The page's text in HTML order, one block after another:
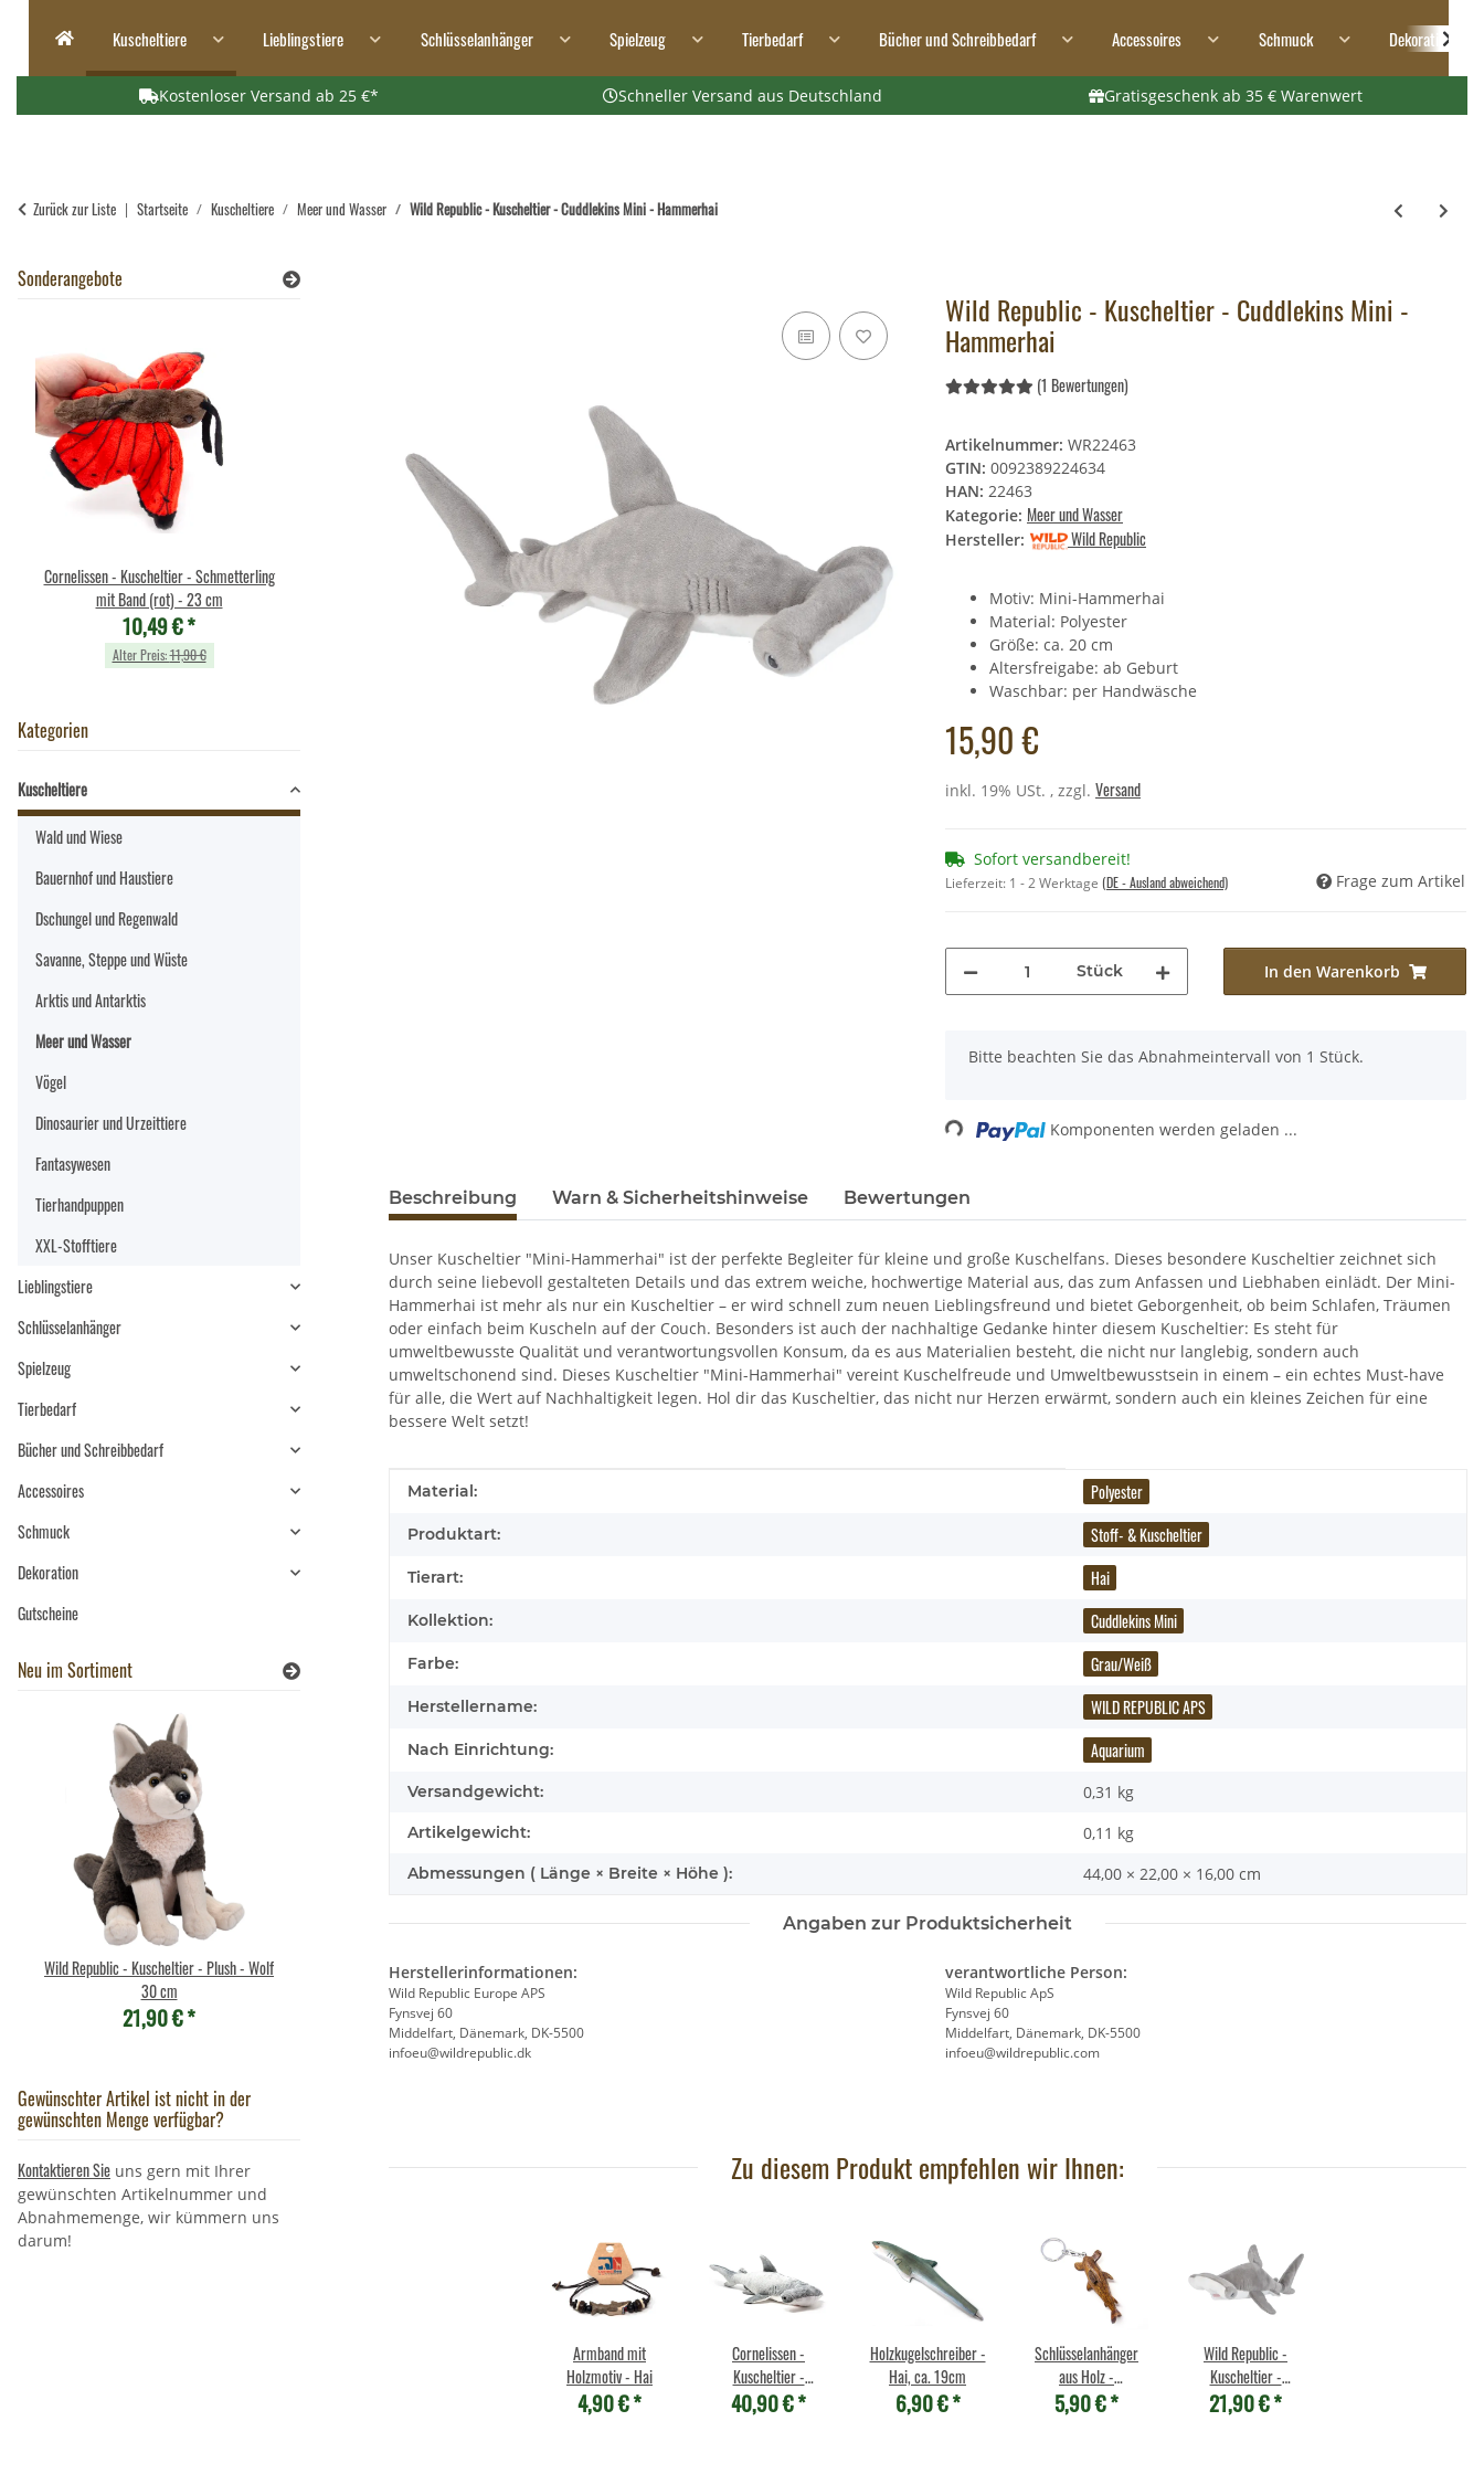
Kuscheltiere Lieblingstiere Schlüsselanhänger Spielzeug Tierbedarf Bücher und Schreibbedarf Accessoires Schmuck Dekoration
Kostenloser Versand ab 25 €* Schneller Versand aus Deutschland Gratisgeschenk ab 35 € Warenwert
Zurück zur Liste Startseite Kuscheltiere Meer und Wasser Wild Republic - Kuscheltier - Cuddlekins Mini - Hammerhai
Wild Republic - Kuscheltier - Cuddlekins Mini -
Hammerhai
(1 Bewertungen)
Artikelnummer: WR22463
GTIN: 0092389224634
HAN: 22463
Kategorie: Meer und Wasser
Hersteller: Wild Republic
Motiv: Mini-Hammerhai
Material: Polyester
Größe: ca. 20 cm
Altersfreigabe: ab Geburt
Waschbar: per Handwäsche
15,90 €
inkl. 19% USt. , zzgl. Versand
Sofort versandbereit!
Lieferzeit: 1 - 2 Werktage (DE - Ausland abweichend) Frage zum Artikel
Stück In den Warenkorb
x
Bitte beachten Sie das Abnahmeintervall von 1 Stück.
Loading... Komponenten werden geladen ...
Beschreibung Warn & Sicherheitshinweise Bewertungen
Unser Kuscheltier "Mini-Hammerhai" ist der perfekte Begleiter für kleine und große Kuschelfans. Dieses besondere Kuscheltier zeichnet sich
durch seine liebevoll gestalteten Details und das extrem weiche, hochwertige Material aus, das zum Anfassen und Liebhaben einlädt. Der Mini-
Hammerhai ist mehr als nur ein Kuscheltier – er wird schnell zum neuen Lieblingsfreund und bietet Geborgenheit, ob beim Schlafen, Träumen
oder einfach beim Kuscheln auf der Couch. Besonders ist auch der nachhaltige Gedanke hinter diesem Kuscheltier: Es steht für
umweltbewusste Qualität und verantwortungsvollen Konsum, da es aus Materialien besteht, die nicht nur langlebig, sondern auch
umweltschonend sind. Dieses Kuscheltier "Mini-Hammerhai" vereint Kuschelfreude und Umweltbewusstsein in einem – ein echtes Must-have
für alle, die Wert auf Nachhaltigkeit legen. Hol dir das Kuscheltier, das nicht nur Herzen erwärmt, sondern auch ein kleines Zeichen für eine
bessere Welt setzt!
Produkteigenschaft
Wert
Material: Polyester
Produktart: Stoff- & Kuscheltier
Tierart: Hai
Kollektion: Cuddlekins Mini
Farbe: Grau/Weiß
Herstellername: WILD REPUBLIC APS
Nach Einrichtung: Aquarium
Versandgewicht: 0,31 kg
Artikelgewicht: 0,11 kg
Abmessungen ( Länge × Breite × Höhe ): 44,00 × 22,00 × 16,00 cm
Angaben zur Produktsicherheit
Herstellerinformationen:
Wild Republic Europe APS
Fynsvej 60
Middelfart, Dänemark, DK-5500
infoeu@wildrepublic.dk
verantwortliche Person:
Wild Republic ApS
Fynsvej 60
Middelfart, Dänemark, DK-5500
infoeu@wildrepublic.com
Zu diesem Produkt empfehlen wir Ihnen:
Armband mit
Holzmotiv - Hai
4,90 €*
Cornelissen -
Kuscheltier -
Hammerhai - Groß -
59 cm
40,90 €*
Holzkugelschreiber -
Hai, ca. 19cm
6,90 €*
Schlüsselanhänger
aus Holz -
Hammerhai
5,90 €*
Wild Republic -
Kuscheltier -
Cuddlekins -
Hammerhai
21,90 €*
Sonderangebote
Cornelissen - Kuscheltier - Schmetterling
mit Band (rot) - 23 cm
10,49 €*
Alter Preis:11,90 €
Cornelissen - Kuscheltier - Fuchs rötlich,
liegend - 16 cm
Cornelissen - Kuscheltier - Schmetterling
mit Band (rot) - 23 cm
10,49 €*
Alter Preis: 11,90 €
liegend - 16 cm
6,99 €*
Alter Preis:7,90 €
Kategorien
Kuscheltiere
Wald und Wiese
Bauernhof und Haustiere
Dschungel und Regenwald
Savanne, Steppe und Wüste
Arktis und Antarktis
Meer und Wasser
Vögel
Dinosaurier und Urzeittiere
Fantasywesen
Tierhandpuppen
XXL-Stofftiere
Lieblingstiere
Schlüsselanhänger
Spielzeug
Tierbedarf
Bücher und Schreibbedarf
Accessoires
Schmuck
Dekoration
Gutscheine
Neu im Sortiment
Wild Republic - Kuscheltier - Plush - Wolf
30 cm
21,90 €*
Brixies Baustein Pferd
7,95 €*
Wild Republic - Kuscheltier - Plush - Wolf
30 cm
21,90 €
Gewünschter Artikel ist nicht in der
gewünschten Menge verfügbar?
Kontaktieren Sie uns gern mit Ihrer
gewünschten Artikelnummer und
Abnahmemenge, wir kümmern uns
darum!